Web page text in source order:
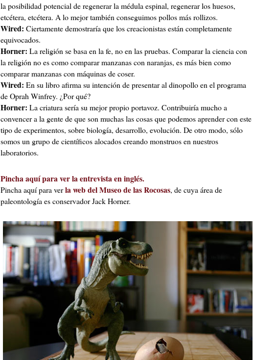
la posibilidad potencial de regenerar la médula espinal, regenerar los huesos,
etcétera, etcétera. A lo mejor también conseguimos pollos más rollizos.
Wired: Ciertamente demostraría que los creacionistas están completamente
equivocados.
Horner: La religión se basa en la fe, no en las pruebas. Comparar la ciencia con
la religión no es como comparar manzanas con naranjas, es más bien como
comparar manzanas con máquinas de coser.
Wired: En su libro afirma su intención de presentar al dinopollo en el programa
de Oprah Winfrey. ¿Por qué?
Horner: La criatura sería su mejor propio portavoz. Contribuiría mucho a
convencer a la gente de que son muchas las cosas que podemos aprender con este
tipo de experimentos, sobre biología, desarrollo, evolución. De otro modo, sólo
somos un grupo de científicos alocados creando monstruos en nuestros
laboratorios.
Pincha aquí para ver la entrevista en inglés.
Pincha aquí para verla web del Museo de las Rocosas, de cuya área de
paleontología es conservador Jack Horner.